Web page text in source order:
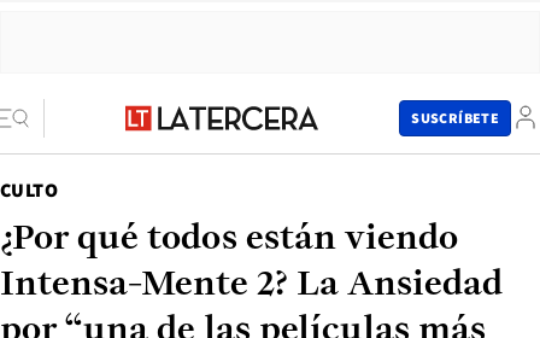
SUSCRÍBETE
CULTO
¿Por qué todos están viendo
Intensa-Mente 2? La Ansiedad